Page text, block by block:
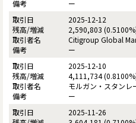
ー
2025-12-12
2,590,803
Citigroup Global
ー
2025-12-10
4,111,734
モルガン・スタンレ
ー
2025-11-26